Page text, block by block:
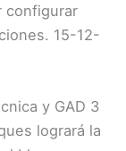
configurar
15-12-
y GAD 3
logrará la